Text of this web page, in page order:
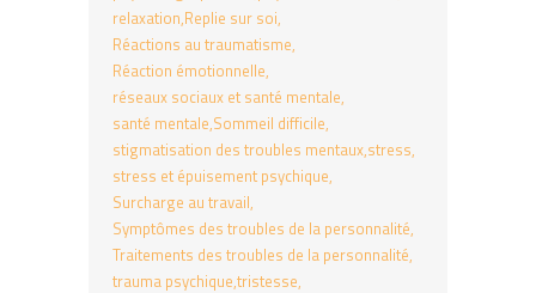
relaxation Replie sur soi
Réactions au traumatisme
Réaction émotionnelle
réseaux sociaux et santé mentale
santé mentale Sommeil difficile
stigmatisation des troubles mentaux stress
stress et épuisement psychique
Surcharge au travail
Symptômes des troubles de la personnalité
Traitements des troubles de la personnalité
trauma psychique tristesse